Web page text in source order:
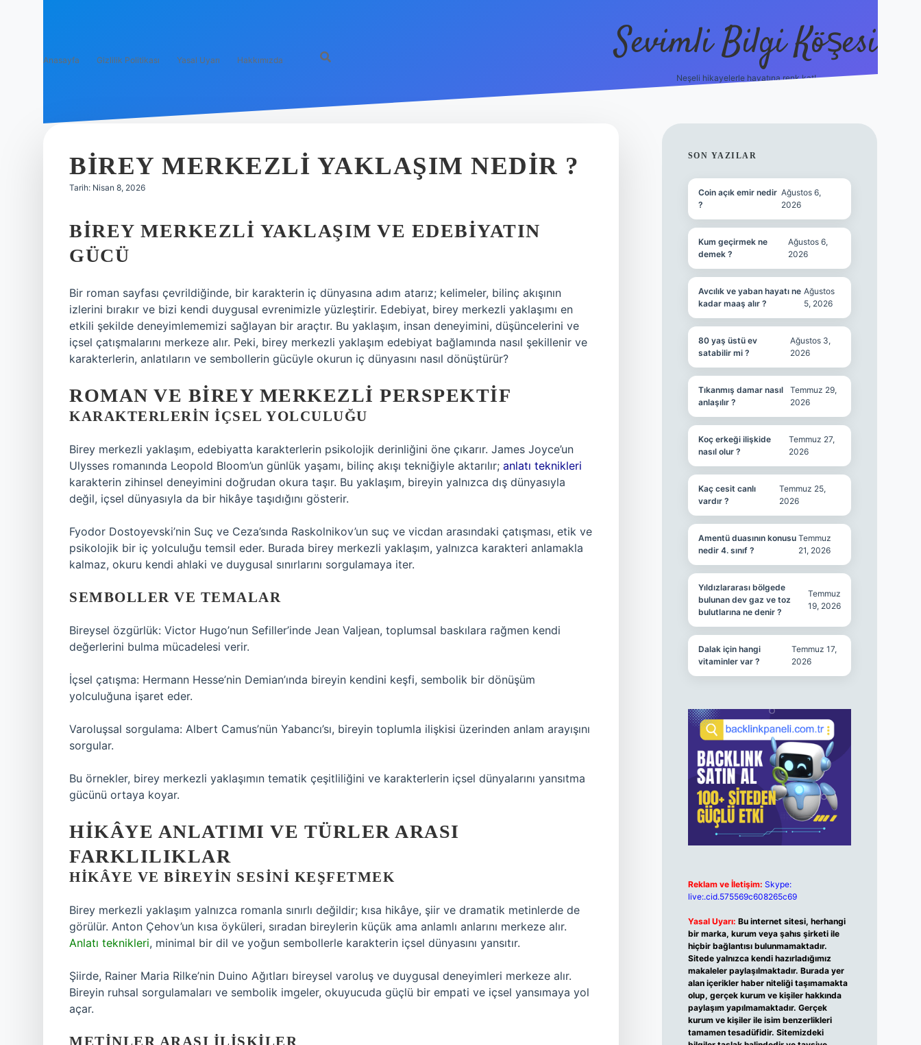
Anasayfa Gizlilik Politikası Yasal Uyarı Hakkımızda Sevimli Bilgi Köşesi
Neşeli hikayelerle hayatına renk kat!
BIREY MERKEZLI YAKLAŞIM NEDIR ?
Tarih: Nisan 8, 2026
BIREY MERKEZLI YAKLAŞIM VE EDEBIYATIN
GÜCÜ
Bir roman sayfası çevrildiğinde, bir karakterin iç dünyasına adım atarız; kelimeler, bilinç akışının
izlerini bırakır ve bizi kendi duygusal evrenimizle yüzleştirir. Edebiyat, birey merkezli yaklaşımı en
etkili şekilde deneyimlememizi sağlayan bir araçtır. Bu yaklaşım, insan deneyimini, düşüncelerini ve
içsel çatışmalarını merkeze alır. Peki, birey merkezli yaklaşım edebiyat bağlamında nasıl şekillenir ve
karakterlerin, anlatıların ve sembollerin gücüyle okurun iç dünyasını nasıl dönüştürür?
ROMAN VE BIREY MERKEZLI PERSPEKTIF
KARAKTERLERIN İÇSEL YOLCULUĞU
Birey merkezli yaklaşım, edebiyatta karakterlerin psikolojik derinliğini öne çıkarır. James Joyce’un
Ulysses romanında Leopold Bloom’un günlük yaşamı, bilinç akışı tekniğiyle aktarılır; anlatı teknikleri
karakterin zihinsel deneyimini doğrudan okura taşır. Bu yaklaşım, bireyin yalnızca dış dünyasıyla
değil, içsel dünyasıyla da bir hikâye taşıdığını gösterir.
Fyodor Dostoyevski’nin Suç ve Ceza’sında Raskolnikov’un suç ve vicdan arasındaki çatışması, etik ve
psikolojik bir iç yolculuğu temsil eder. Burada birey merkezli yaklaşım, yalnızca karakteri anlamakla
kalmaz, okuru kendi ahlaki ve duygusal sınırlarını sorgulamaya iter.
SEMBOLLER VE TEMALAR
Bireysel özgürlük: Victor Hugo’nun Sefiller’inde Jean Valjean, toplumsal baskılara rağmen kendi
değerlerini bulma mücadelesi verir.
İçsel çatışma: Hermann Hesse’nin Demian’ında bireyin kendini keşfi, sembolik bir dönüşüm
yolculuğuna işaret eder.
Varoluşsal sorgulama: Albert Camus’nün Yabancı’sı, bireyin toplumla ilişkisi üzerinden anlam arayışını
sorgular.
Bu örnekler, birey merkezli yaklaşımın tematik çeşitliliğini ve karakterlerin içsel dünyalarını yansıtma
gücünü ortaya koyar.
HIKÂYE ANLATIMI VE TÜRLER ARASI
FARKLILIKLAR
HIKÂYE VE BIREYIN SESINI KEŞFETMEK
Birey merkezli yaklaşım yalnızca romanla sınırlı değildir; kısa hikâye, şiir ve dramatik metinlerde de
görülür. Anton Çehov’un kısa öyküleri, sıradan bireylerin küçük ama anlamlı anlarını merkeze alır.
Anlatı teknikleri, minimal bir dil ve yoğun sembollerle karakterin içsel dünyasını yansıtır.
Şiirde, Rainer Maria Rilke’nin Duino Ağıtları bireysel varoluş ve duygusal deneyimleri merkeze alır.
Bireyin ruhsal sorgulamaları ve sembolik imgeler, okuyucuda güçlü bir empati ve içsel yansımaya yol
açar.
METINLER ARASI İLIŞKILER
SIDEBAR
SON YAZILAR
Coin açık emir nedir
?
Ağustos 6,
2026
Kum geçirmek ne
demek ?
Ağustos 6,
2026
Avcılık ve yaban hayatı ne
kadar maaş alır ?
Ağustos
5, 2026
80 yaş üstü ev
satabilir mi ?
Ağustos 3,
2026
Tıkanmış damar nasıl
anlaşılır ?
Temmuz 29,
2026
Koç erkeği ilişkide
nasıl olur ?
Temmuz 27,
2026
Kaç cesit canlı
vardır ?
Temmuz 25,
2026
Amentü duasının konusu
nedir 4. sınıf ?
Temmuz
21, 2026
Yıldızlararası bölgede
bulunan dev gaz ve toz
bulutlarına ne denir ?
Temmuz
19, 2026
Dalak için hangi
vitaminler var ?
Temmuz 17,
2026
Reklam ve İletişim: Skype:
live:.cid.575569c608265c69
Yasal Uyarı: Bu internet sitesi, herhangi
bir marka, kurum veya şahıs şirketi ile
hiçbir bağlantısı bulunmamaktadır.
Sitede yalnızca kendi hazırladığımız
makaleler paylaşılmaktadır. Burada yer
alan içerikler haber niteliği taşımamakta
olup, gerçek kurum ve kişiler hakkında
paylaşım yapılmamaktadır. Gerçek
kurum ve kişiler ile isim benzerlikleri
tamamen tesadüfidir. Sitemizdeki
hiltonbet güncel giriş